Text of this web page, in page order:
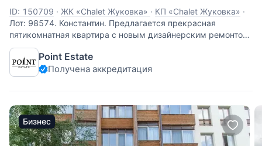
ID: 150709 · ЖК «Chalet Жуковка» · КП «Chalet Жуковка» ·
Лот: 98574. Константин. Предлагается прекрасная
пятикомнатная квартира с новым дизайнерским ремонтом
в ЖК "Жуковка Шале". Интегрирована система увлажнения
квартиры, система умный дом, установлены шторы с
электроприводом. Комфортная планировка:
Point Estate
Получена аккредитация
Бизнес